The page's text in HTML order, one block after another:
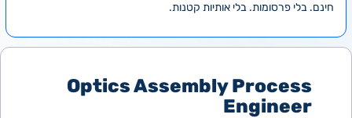
חינם. בלי פרסומות. בלי אותיות קטנות.
Optics Assembly Process
Engineer